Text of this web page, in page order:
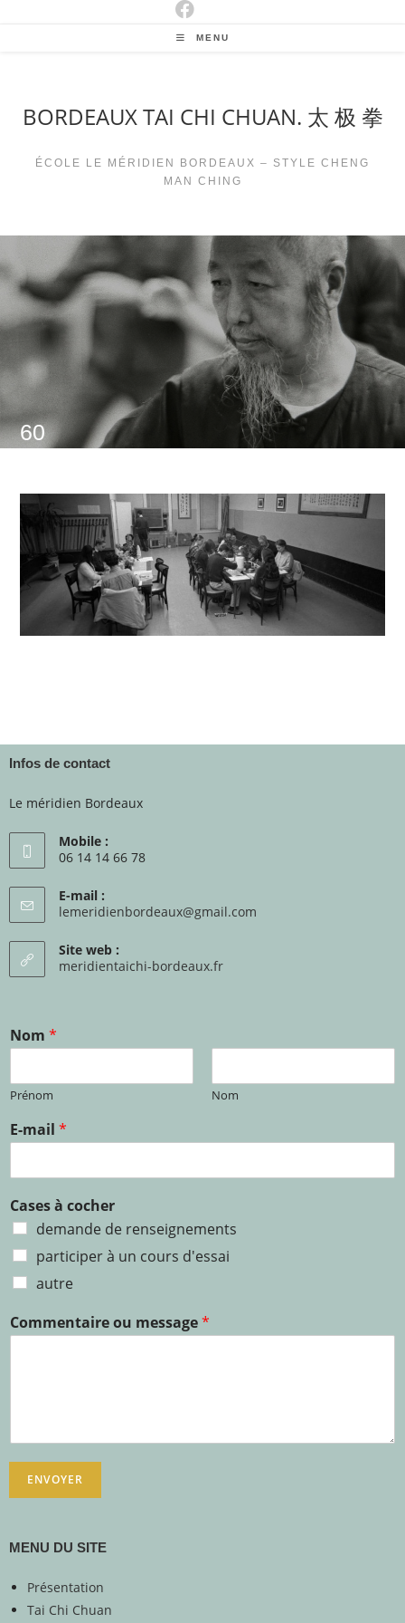
MENU
BORDEAUX TAI CHI CHUAN. 太 极 拳
ÉCOLE LE MÉRIDIEN BORDEAUX – STYLE CHENG
MAN CHING
60
Infos de contact
Le méridien Bordeaux
Mobile :
06 14 14 66 78
E-mail :
lemeridienbordeaux@gmail.com
Site web :
meridientaichi-bordeaux.fr
Nom *
Prénom Nom
E-mail *
Cases à cocher
demande de renseignements
participer à un cours d'essai
autre
Commentaire ou message*
ENVOYER
MENU DU SITE
Présentation
Tai Chi Chuan